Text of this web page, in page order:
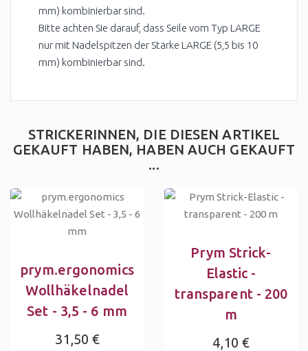
mm) kombinierbar sind.
Bitte achten Sie darauf, dass Seile vom Typ LARGE
nur mit Nadelspitzen der Stärke LARGE (5,5 bis 10
mm) kombinierbar sind.
STRICKERINNEN, DIE DIESEN ARTIKEL
GEKAUFT HABEN, HABEN AUCH GEKAUFT
...
prym.ergonomics
Wollhäkelnadel
Set - 3,5 - 6 mm
31,50 €
Prym Strick-
Elastic -
transparent - 200
m
4,10 €